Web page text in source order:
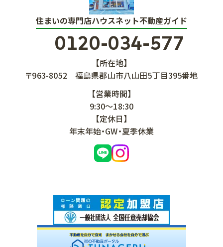
住まいの専門店ハウスネット不動産ガイド
0120-034-577
【所在地】
〒963-8052
福島県郡山市八山田5丁目395番地
【営業時間】
9:30～18:30
【定休日】
年末年始・GW・夏季休業